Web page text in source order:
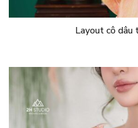
Layout cô dâu